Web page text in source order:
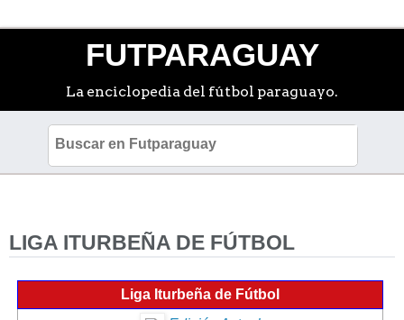
FUTPARAGUAY
La enciclopedia del fútbol paraguayo.
LIGA ITURBEÑA DE FÚTBOL
Liga Iturbeña de Fútbol